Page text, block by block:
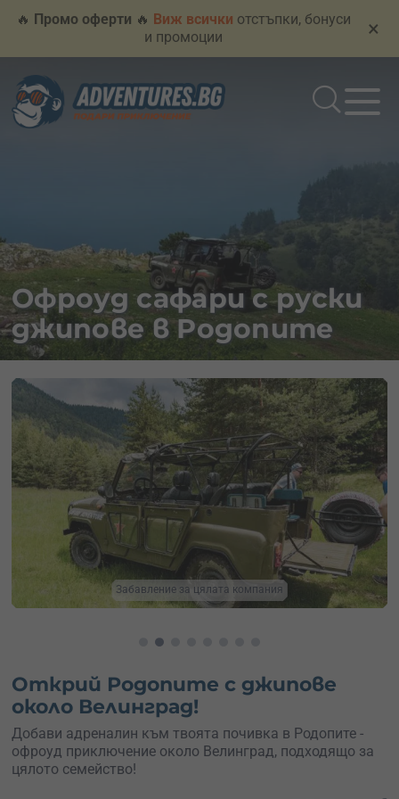
🔥 Промо оферти 🔥 Виж всички отстъпки, бонуси
и промоции
×
Офроуд сафари с руски
джипове в Родопите
Офроуд с джипове в Родопите
Открий Родопите с джипове
около Велинград!
Добави адреналин към твоята почивка в Родопите -
офроуд приключение около Велинград, подходящо за
цялото семейство!